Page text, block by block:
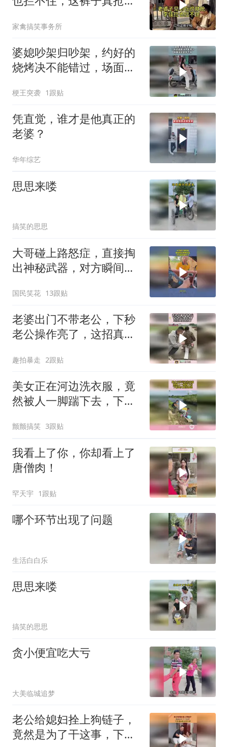
家禽搞笑事务所
婆媳吵架归吵架，约好的
烧烤决不能错过，场面实
梗王突袭 1跟贴
凭直觉，谁才是他真正的
老婆？
华年综艺
思思来喽
搞笑的思思
大哥碰上路怒症，直接掏
出神秘武器，对方瞬间腿
国民笑花 13跟贴
老婆出门不带老公，下秒
老公操作亮了，这招真是
趣拍暴走 2跟贴
美女正在河边洗衣服，竟
然被人一脚踹下去，下幕
颤颤搞笑 3跟贴
我看上了你，你却看上了
唐僧肉！
罕天宇 1跟贴
哪个环节出现了问题
生活白白乐
思思来喽
搞笑的思思
贪小便宜吃大亏
大美临城追梦
老公给媳妇拴上狗链子，
竟然是为了干这事，下幕